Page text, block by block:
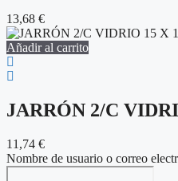
13,68 €
Añadir al carrito
JARRÓN 2/C
11,74 €
Nombre de usuario o correo